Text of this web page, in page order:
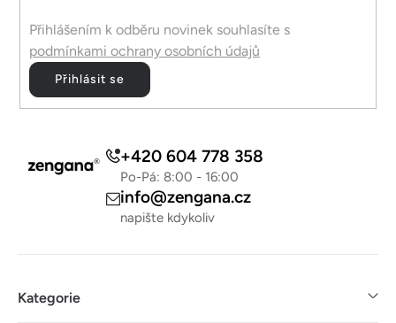
Přihlášením k odběru novinek souhlasíte s
podmínkami ochrany osobních údajů
Přihlásit se
+420 604 778 358
Po-Pá: 8:00 - 16:00
info@zengana.cz
napište kdykoliv
Kategorie